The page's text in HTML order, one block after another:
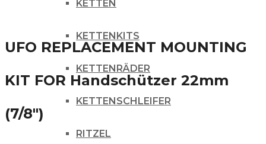
KETTEN
KETTENKITS
KETTENRÄDER
KETTENSCHLEIFER
RITZEL
UFO REPLACEMENT MOUNTING
KIT FOR Handschützer 22mm
(7/8″)